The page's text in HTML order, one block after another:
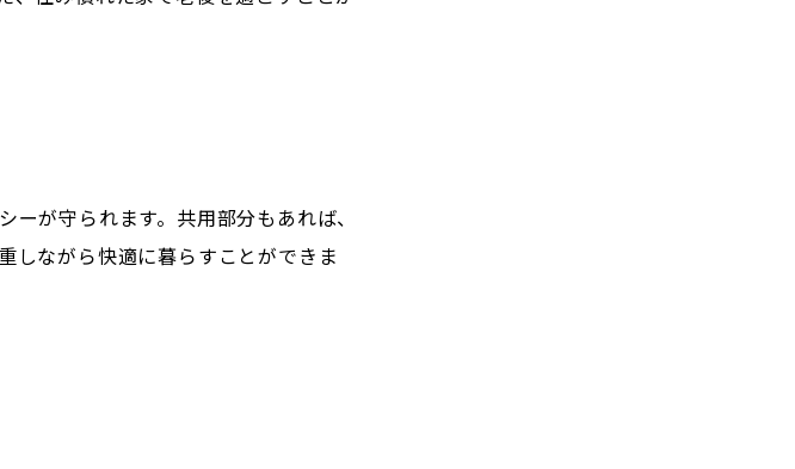
が守られます。共用部分もあれば、
しながら快適に暮らすことができま